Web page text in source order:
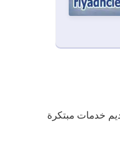
خدمات مبتكرة